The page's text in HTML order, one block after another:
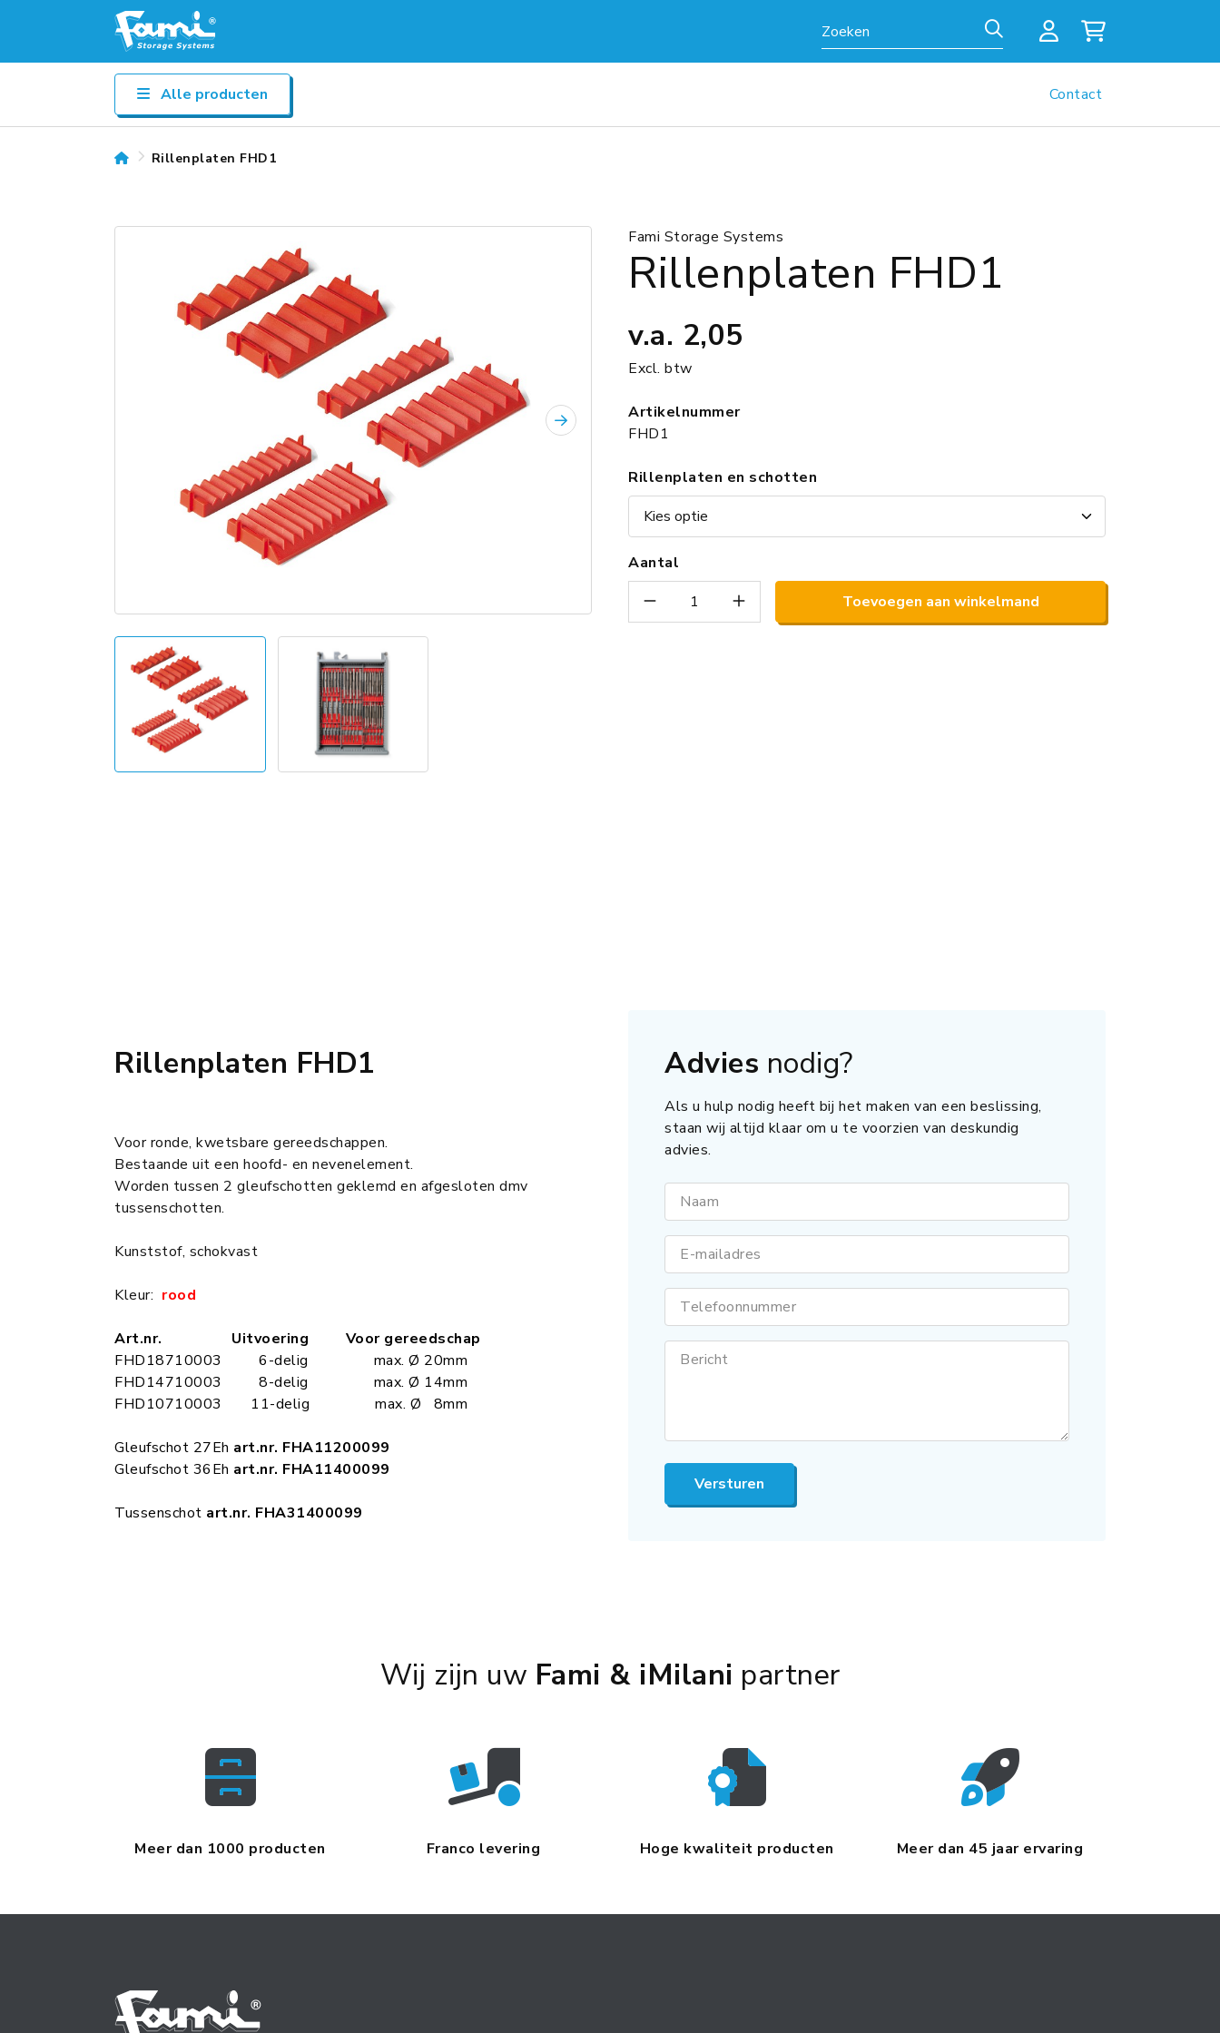
Zoeken
Alle producten Contact
Rillenplaten FHD1
Fami Storage Systems
Rillenplaten FHD1
v.a. 2,05
Excl. btw
Artikelnummer
FHD1
Rillenplaten en schotten
Aantal
Toevoegen aan winkelmand
Rillenplaten FHD1
Voor ronde, kwetsbare gereedschappen.
Bestaande uit een hoofd- en nevenelement.
Worden tussen 2 gleufschotten geklemd en afgesloten dmv
tussenschotten.
Kunststof, schokvast
Kleur: rood
Art.nr. Uitvoering Voor gereedschap
FHD18710003 6-delig max. Ø 20mm
FHD14710003 8-delig max. Ø 14mm
FHD10710003 11-delig max. Ø 8mm
Gleufschot 27Eh art.nr. FHA11200099
Gleufschot 36Eh art.nr. FHA11400099
Tussenschot art.nr. FHA31400099
Advies nodig?
Als u hulp nodig heeft bij het maken van een beslissing,
staan wij altijd klaar om u te voorzien van deskundig
advies.
Naam
E-mailadres
Telefoonnummer
Bericht
Versturen
Wij zijn uw Fami & iMilani partner
Meer dan 1000 producten Franco levering Hoge kwaliteit producten Meer dan 45 jaar ervaring